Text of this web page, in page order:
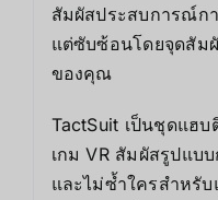
สัมผัสประสบการณ์ก
แต่ซับซ้อนโดยจุดสัม
ของคุณ
TactSuit เป็นชุดแฮบ
เกม VR สัมผัสรูปแบ
และไม่ซ้ำใครสำหรั